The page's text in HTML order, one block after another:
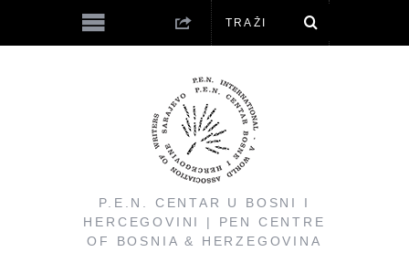
P.E.N. CENTAR U BOSNI I
HERCEGOVINI | PEN CENTRE
OF BOSNIA & HERZEGOVINA